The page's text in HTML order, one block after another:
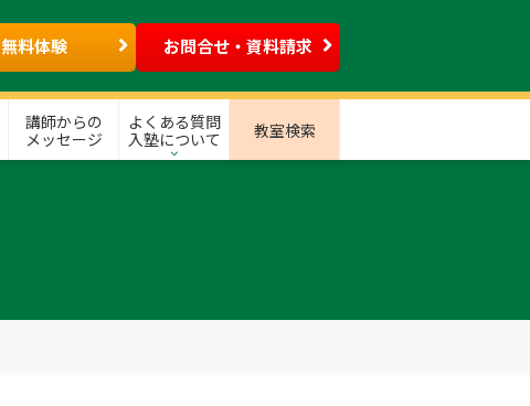
無料体験 お問合せ・資料請求
講師からの
メッセージ
よくある質問
入塾について
教室検索